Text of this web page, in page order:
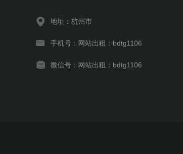
地址：杭州市
手机号：网站出租：bdtg1106
微信号：网站出租：bdtg1106